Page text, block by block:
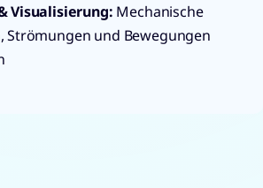
Visualisierung: Mechanische
Strömungen und Bewegungen